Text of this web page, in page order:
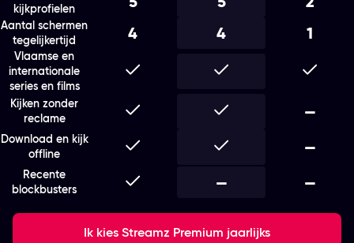
kijkprofielen
Aantal schermen
tegelijkertijd
4 4 1
Vlaamse en
internationale
series en films
Inbegrepen Inbegrepen
Kijken zonder
reclame
Inbegrepen Inbegrepen Niet
—
Download en kijk
offline
Inbegrepen Inbegrepen Niet
—
Recente
blockbusters
Inbegrepen Niet inbegrepen
— Niet
—
Ik kies Streamz Premium jaarlijks